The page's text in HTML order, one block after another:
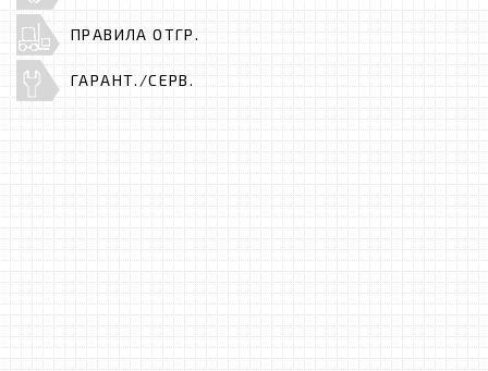
ПРАВИЛА ОТГР.
ГАРАНТ./СЕРВ.